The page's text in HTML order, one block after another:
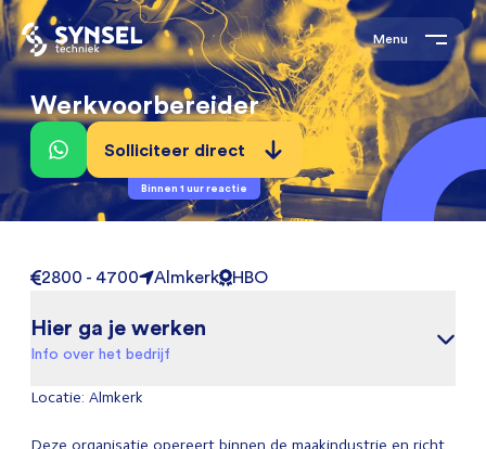
Menu
Werkvoorbereider
Solliciteer direct
Binnen 1 uur reactie
2800 - 4700 Almkerk HBO
Hier ga je werken
Info over het bedrijf
Locatie: Almkerk
Deze organisatie opereert binnen de maakindustrie en richt